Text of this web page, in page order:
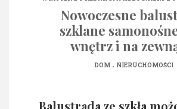
Nowoczesne
szklane
wnętrz i na
DOM. NIERUCHOMOŚCI
Balustrada ze szkła